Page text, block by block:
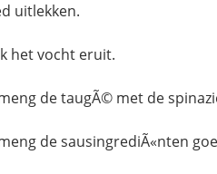
uitlekken.
het vocht eruit.
de taugÃ© met de
de sausingrediÃ«nten